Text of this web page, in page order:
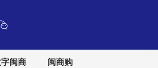
闽商 闽商购